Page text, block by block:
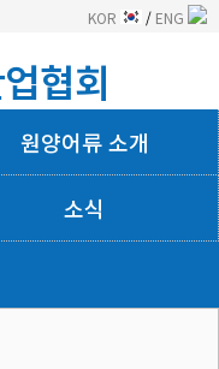
KOR / ENG
협회
원양어류 소개
소식